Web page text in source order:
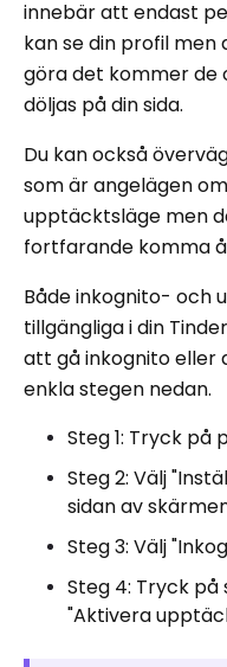
innebär att endast
kan se din profil
göra det kommer
döljas på din sida.
Du kan också
som är angelägen
upptäcktsläge men
fortfarande komma
Både inkognito- och
tillgängliga i din
att gå inkognito eller
enkla stegen nedan.
Steg 1: Tryck på
Steg 2: Välj
sidan av
Steg 3: Välj
Steg 4: Tryck
"Aktivera